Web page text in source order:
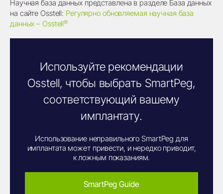
Научная база данных представлена в разделе База данных
на сайте Osstell: Регулярно обновляемая научная база
данных – Osstell®
Используйте рекомендации
Osstell, чтобы выбрать SmartPeg,
соответствующий вашему
имплантату.
Использование неправильного SmartPeg для
имплантата может привести, и нередко приводит,
к ложным показаниям.
SmartPeg Guide